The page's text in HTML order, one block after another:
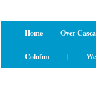
Home Over
Colofon |